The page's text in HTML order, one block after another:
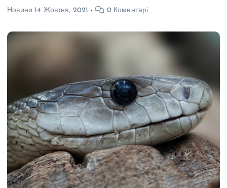
Новини 14 Жовтня, 2021 0 Коментарі